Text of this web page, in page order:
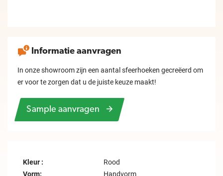
Informatie aanvragen
In onze showroom zijn een aantal sfeerhoeken gecreëerd om
er voor te zorgen dat u de juiste keuze maakt!
Sample aanvragen
Kleur :
Rood
Vorm:
Handvorm